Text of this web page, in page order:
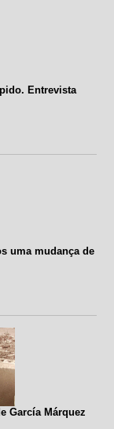
Entrevista
uma mudança de
García Márquez